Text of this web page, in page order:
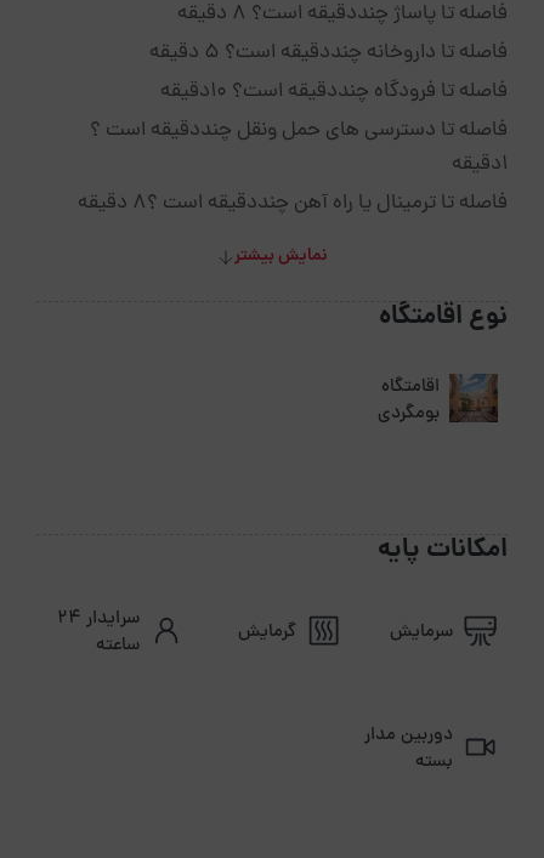
فاصله تا پاساژ چنددقیقه است؟ 8 دقیقه
فاصله تا داروخانه چنددقیقه است؟ 5 دقیقه
فاصله تا فرودگاه چنددقیقه است؟ 10دقیقه
فاصله تا دسترسی های حمل ونقل چنددقیقه است ؟
1دقیقه
فاصله تا ترمینال یا راه آهن چنددقیقه است ؟8 دقیقه
نمایش بیشتر
نوع اقامتگاه
اقامتگاه
بومگردی
امکانات پایه
سرمایش گرمایش
سرایدار ۲۴
ساعته
دوربین مدار
بسته